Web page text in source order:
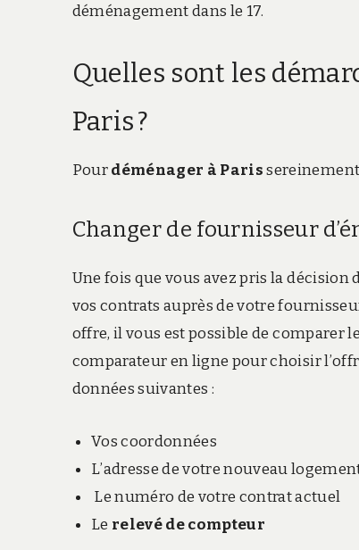
déménagement dans le 17.
Quelles sont les
Paris ?
Pourdéménager à Paris
Changer de fournisseur
Une fois que vous avez pris la
vos contrats auprès de votre
offre, il vous est possible de comparer
comparateur en ligne pour choisir
données suivantes :
Vos coordonnées
L’adresse de votre nouveau
Le numéro de votre contrat actuel
Le relevé de compteur